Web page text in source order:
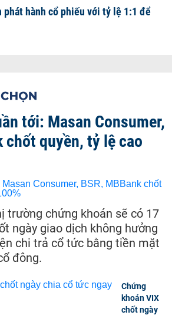
phát hành cổ phiếu với tỷ lệ 1:1 để
tới: Masan Consumer,
chốt quyền, tỷ lệ cao
trường chứng khoán sẽ có 17
ngày giao dịch không hưởng
chi trả cổ tức bằng tiền mặt
đông.
Chứng
khoán VIX
chốt ngày